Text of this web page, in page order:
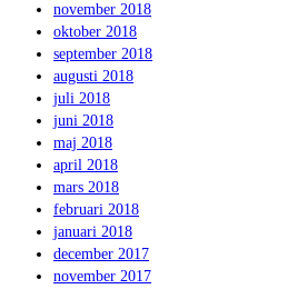
november 2018
oktober 2018
september 2018
augusti 2018
juli 2018
juni 2018
maj 2018
april 2018
mars 2018
februari 2018
januari 2018
december 2017
november 2017